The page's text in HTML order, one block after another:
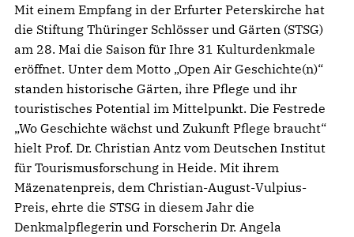
Mit einem Empfang in der Erfurter Peterskirche hat
die Stiftung Thüringer Schlösser und Gärten (STSG)
am 28. Mai die Saison für Ihre 31 Kulturdenkmale
eröffnet. Unter dem Motto „Open Air Geschichte(n)“
standen historische Gärten, ihre Pflege und ihr
touristisches Potential im Mittelpunkt. Die Festrede
„Wo Geschichte wächst und Zukunft Pflege braucht“
hielt Prof. Dr. Christian Antz vom Deutschen Institut
für Tourismusforschung in Heide. Mit ihrem
Mäzenatenpreis, dem Christian-August-Vulpius-
Preis, ehrte die STSG in diesem Jahr die
Denkmalpflegerin und Forscherin Dr. Angela